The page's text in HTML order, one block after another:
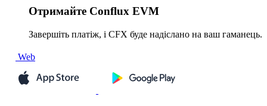
Отримайте Conflux EVM
Завершіть платіж, і CFX буде надіслано на ваш гаманець.
Web